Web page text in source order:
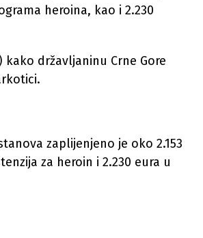
heroina, kao i 2.230
državljaninu Crne Gore
zaplijenjeno je oko 2.153
za heroin i 2.230 eura u